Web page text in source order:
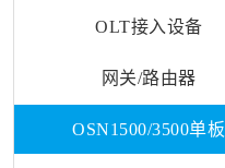
OLT接入设备
网关/路由器
OSN1500/3500单板